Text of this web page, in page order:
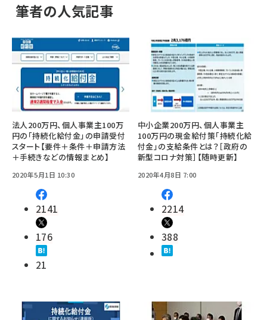
筆者の人気記事
法人200万円、個人事業主100万
円の「持続化給付金」の申請受付
スタート【要件＋条件＋申請方法
＋手続きなどの情報まとめ】
2020年5月1日 10:30
2141
176
21
中小企業200万円、個人事業主
100万円の現金給付策「持続化給
付金」の支給条件とは？［政府の
新型コロナ対策］【随時更新】
2020年4月8日 7:00
2214
388